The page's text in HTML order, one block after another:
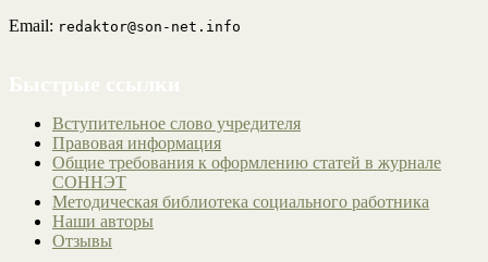
Email: redaktor@son-net.info
Вступительное слово учредителя
Правовая информация
Общие требования к оформлению статей в журнале
СОННЭТ
Методическая библиотека социального работника
Наши авторы
Отзывы